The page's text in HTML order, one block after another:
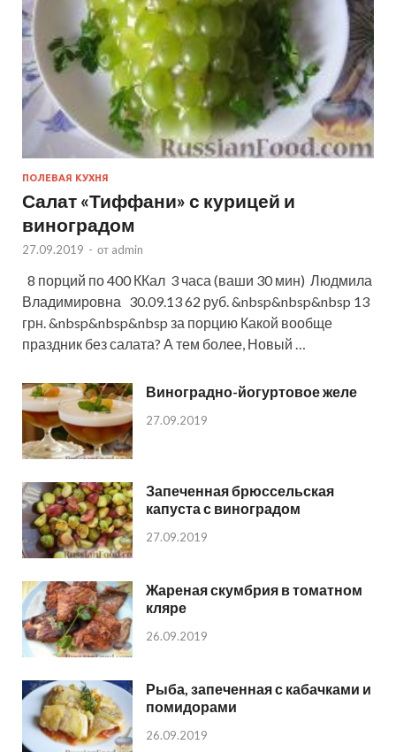
ПОЛЕВАЯ КУХНЯ
Салат «Тиффани» с курицей и
виноградом
27.09.2019 - от admin
8 порций по 400 ККал 3 часа (ваши 30 мин) Людмила
Владимировна 30.09.13 62 руб. &nbsp&nbsp&nbsp 13
грн. &nbsp&nbsp&nbsp за порцию Какой вообще
праздник без салата? А тем более, Новый …
Виноградно-йогуртовое желе
27.09.2019
Запеченная брюссельская
капуста с виноградом
27.09.2019
Жареная скумбрия в томатном
кляре
26.09.2019
Рыба, запеченная с кабачками и
помидорами
26.09.2019